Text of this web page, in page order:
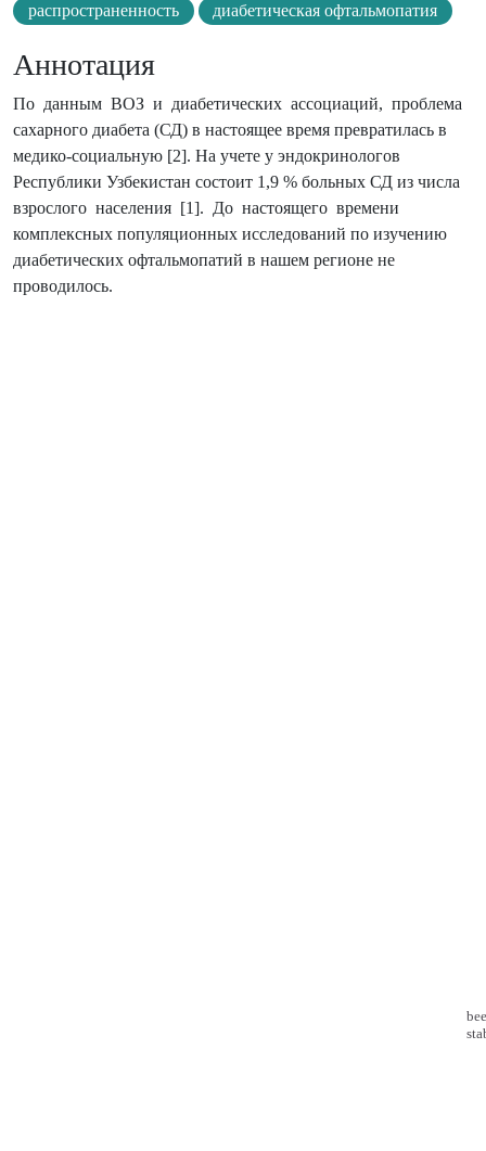
распространенность диабетическая офтальмопатия
Аннотация
По данным ВОЗ и диабетических ассоциаций, проблема
сахарного диабета (СД) в настоящее время превратилась в
медико-социальную [2]. На учете у эндокринологов
Республики Узбекистан состоит 1,9 % больных СД из числа
взрослого населения [1]. До настоящего времени
комплексных популяционных исследований по изучению
диабетических офтальмопатий в нашем регионе не
проводилось.